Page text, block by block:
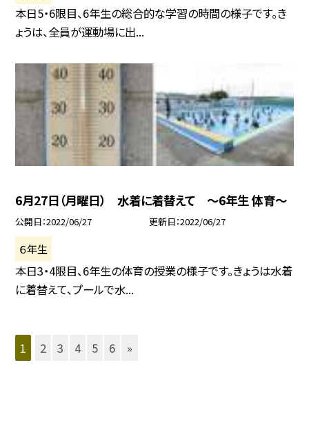
本日5・6限目、6年生の総合的な学習の時間の様子です。き
ょうは、全員が運動場に出...
6月27日（月曜日） 水着に着替えて 〜6年生 体育〜
公開日 2022/06/27 更新日 2022/06/27
６年生
本日3・4限目、6年生の体育の授業の様子です。きょうは水着
に着替えて、プールで水...
1 2 3 4 5 6 »